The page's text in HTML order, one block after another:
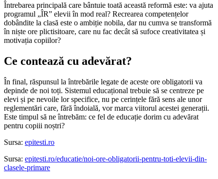
Întrebarea principală care bântuie toată această reformă este: va ajuta
programul „ÎR” elevii în mod real? Recrearea competențelor
dobândite la clasă este o ambiție nobila, dar nu cumva se transformă
în niște ore plictisitoare, care nu fac decât să sufoce creativitatea și
motivația copiilor?
Ce contează cu adevărat?
În final, răspunsul la întrebările legate de aceste ore obligatorii va
depinde de noi toți. Sistemul educațional trebuie să se centreze pe
elevi și pe nevoile lor specifice, nu pe cerințele fără sens ale unor
reglementări care, fără îndoială, vor marca viitorul acestei generații.
Este timpul să ne întrebăm: ce fel de educație dorim cu adevărat
pentru copiii noștri?
Sursa: epitesti.ro
Sursa: epitesti.ro/educatie/noi-ore-obligatorii-pentru-toti-elevii-din-
clasele-primare